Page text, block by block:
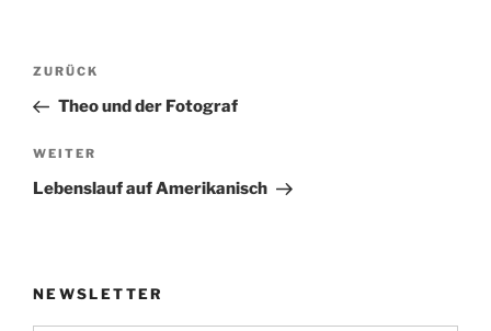
Beitragsnavigation
Vorheriger
Beitrag
ZURÜCK
Theo und der Fotograf
Nächster
Beitrag
WEITER
Lebenslauf auf Amerikanisch
NEWSLETTER